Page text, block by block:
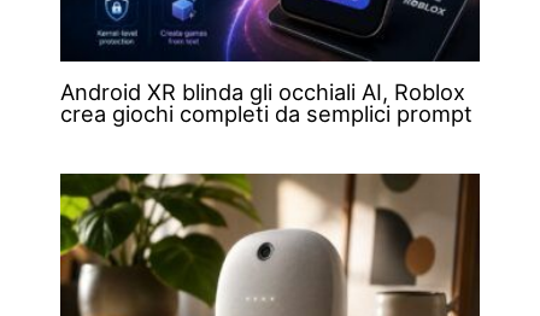
Android XR blinda gli occhiali AI, Roblox
crea giochi completi da semplici prompt